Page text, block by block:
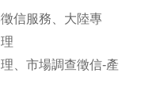
信服務、大陸專
、市場調查徵信-產